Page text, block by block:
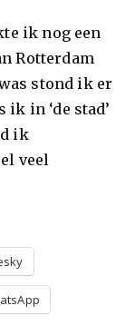
ik nog een
Rotterdam
stond ik er
in ‘de stad’
ik
veel